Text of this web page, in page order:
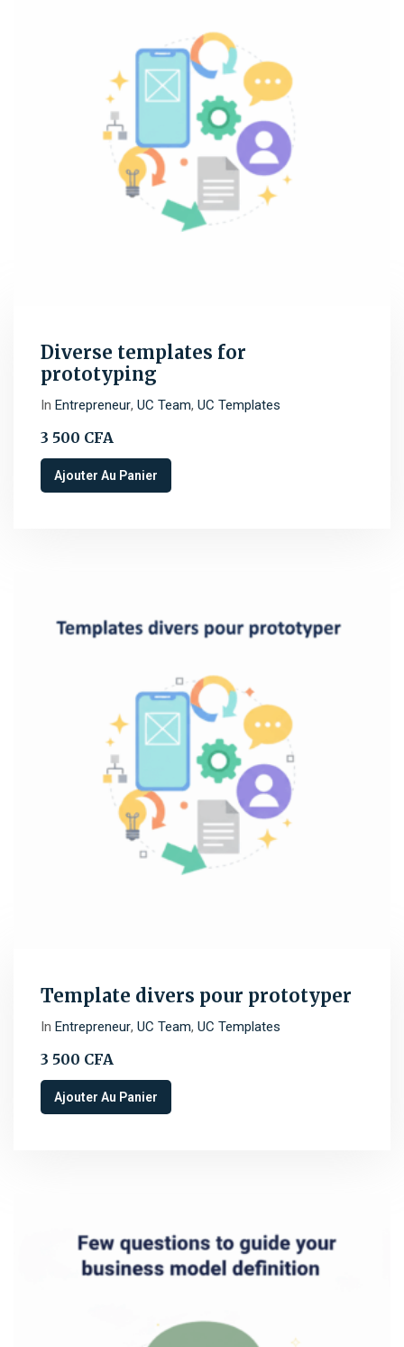
Diverse templates for
prototyping
In Entrepreneur, UC Team, UC Templates
3 500 CFA
Ajouter Au Panier
Template divers pour prototyper
In Entrepreneur, UC Team, UC Templates
3 500 CFA
Ajouter Au Panier